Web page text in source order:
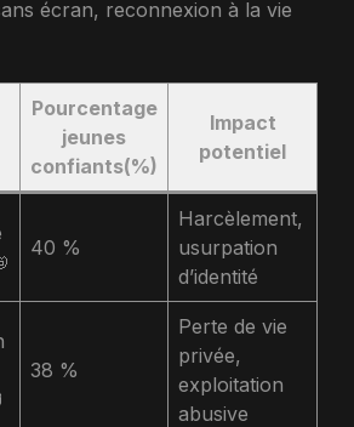
écran, reconnexion à la vie
Pourcentage
jeunes
confiants(%)
Impact
potentiel
40 %
Harcèlement,
usurpation
d’identité
38 %
Perte de vie
privée,
exploitation
abusive